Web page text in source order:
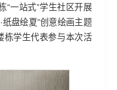
“一站式”学生社区开展
盘绘夏”创意绘画主题
栋学生代表参与本次活